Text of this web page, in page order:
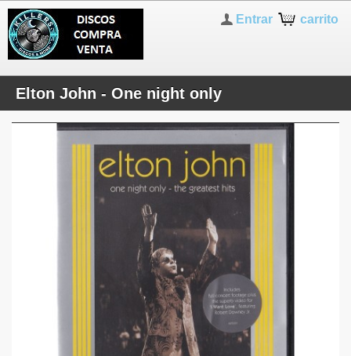
carrito
Entrar
Elton John - One night only